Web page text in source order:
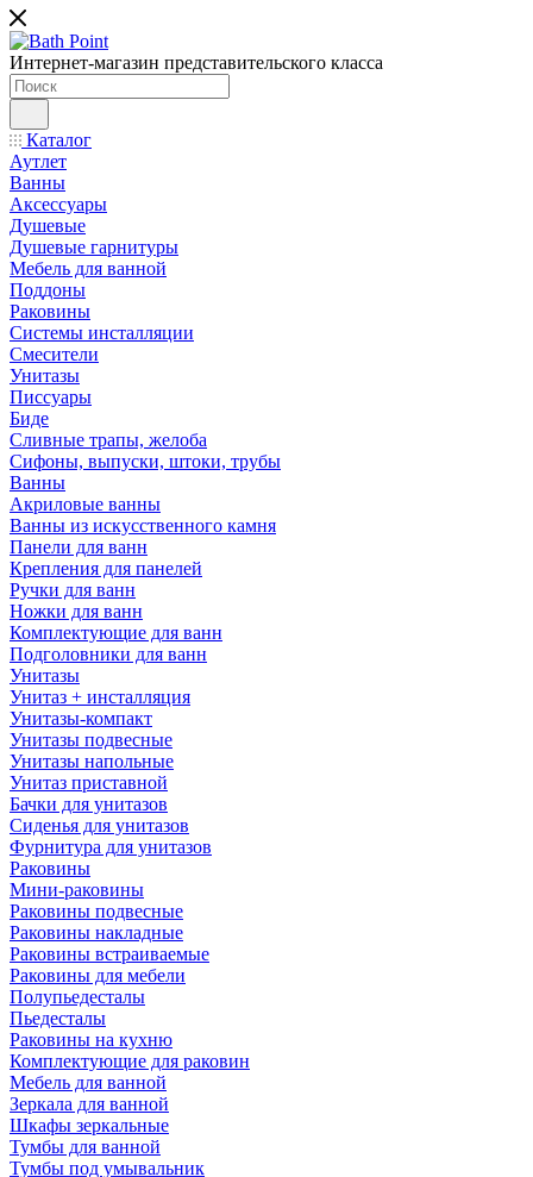
Интернет-магазин представительского класса
Каталог
Аутлет
Ванны
Аксессуары
Душевые
Душевые гарнитуры
Мебель для ванной
Поддоны
Раковины
Системы инсталляции
Смесители
Унитазы
Писсуары
Биде
Сливные трапы, желоба
Сифоны, выпуски, штоки, трубы
Ванны
Акриловые ванны
Ванны из искусственного камня
Панели для ванн
Крепления для панелей
Ручки для ванн
Ножки для ванн
Комплектующие для ванн
Подголовники для ванн
Унитазы
Унитаз + инсталляция
Унитазы-компакт
Унитазы подвесные
Унитазы напольные
Унитаз приставной
Бачки для унитазов
Сиденья для унитазов
Фурнитура для унитазов
Раковины
Мини-раковины
Раковины подвесные
Раковины накладные
Раковины встраиваемые
Раковины для мебели
Полупьедесталы
Пьедесталы
Раковины на кухню
Комплектующие для раковин
Мебель для ванной
Зеркала для ванной
Шкафы зеркальные
Тумбы для ванной
Тумбы под умывальник